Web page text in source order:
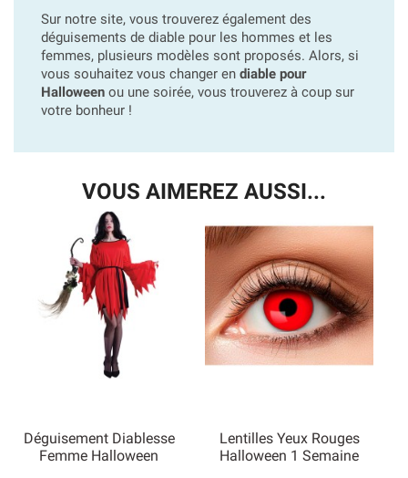
Sur notre site, vous trouverez également des
déguisements de diable pour les hommes et les
femmes, plusieurs modèles sont proposés. Alors, si
vous souhaitez vous changer en diable pour
Halloween ou une soirée, vous trouverez à coup sur
votre bonheur !
VOUS AIMEREZ AUSSI...
Déguisement Diablesse
Femme Halloween
Lentilles Yeux Rouges
Halloween 1 Semaine